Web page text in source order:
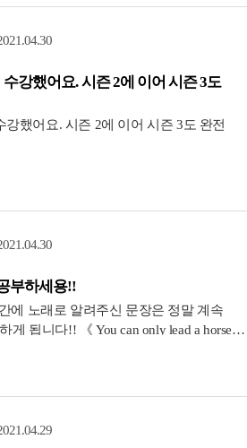
강했어요. 시즌 2에 이어 시즌 3도
했어요. 시즌 2에 이어 시즌 3도 완전
좋아지게 될 거라는 말 믿어도 됩니다!!!
없어요. 아라클 수업 듣고 있으면,
중했어요. 그것만으로도 충분히 문장이
재를 보면서 녹화된 강의 보면서
란쌤이 빙의 된 듯, 아란쌤의 발음이나
신을 발견하게 됩니다!!!!!! 교재와
바로 확인 할 수 있어 편리했답니다.👍
운 문장의 더 많은 예문이나, 제가 아예
부하세용!!
에 노래로 알려주신 문장은 정말 계속
게 됩니다!! 《 You can only lead a horse to
》 아란쌤 목소리가 귀에
고 윤활유 역항 톡톡히 해주시는 우리